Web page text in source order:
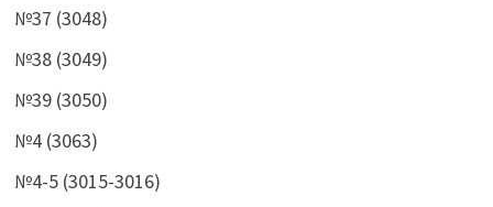
№37 (3048)
№38 (3049)
№39 (3050)
№4 (3063)
№4-5 (3015-3016)